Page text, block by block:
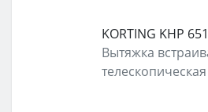
KORTING KHP
Вытяжка
телескопическая